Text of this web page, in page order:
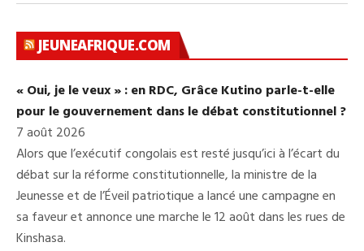
JEUNEAFRIQUE.COM
« Oui, je le veux » : en RDC, Grâce Kutino parle-t-elle
pour le gouvernement dans le débat constitutionnel ?
7 août 2026
Alors que l’exécutif congolais est resté jusqu’ici à l’écart du
débat sur la réforme constitutionnelle, la ministre de la
Jeunesse et de l’Éveil patriotique a lancé une campagne en
sa faveur et annonce une marche le 12 août dans les rues de
Kinshasa.